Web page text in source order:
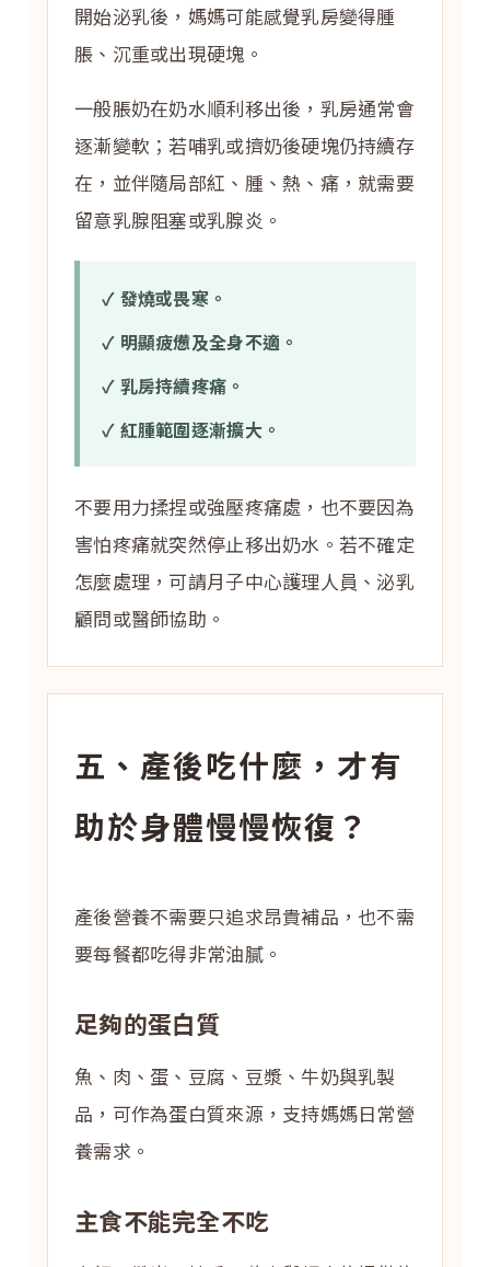
開始泌乳後，媽媽可能感覺乳房變得腫
脹、沉重或出現硬塊。
一般脹奶在奶水順利移出後，乳房通常會
逐漸變軟；若哺乳或擠奶後硬塊仍持續存
在，並伴隨局部紅、腫、熱、痛，就需要
留意乳腺阻塞或乳腺炎。
✓ 發燒或畏寒。
✓ 明顯疲憊及全身不適。
✓ 乳房持續疼痛。
✓ 紅腫範圍逐漸擴大。
不要用力揉捏或強壓疼痛處，也不要因為
害怕疼痛就突然停止移出奶水。若不確定
怎麼處理，可請月子中心護理人員、泌乳
顧問或醫師協助。
五、產後吃什麼，才有
助於身體慢慢恢復？
產後營養不需要只追求昂貴補品，也不需
要每餐都吃得非常油膩。
足夠的蛋白質
魚、肉、蛋、豆腐、豆漿、牛奶與乳製
品，可作為蛋白質來源，支持媽媽日常營
養需求。
主食不能完全不吃